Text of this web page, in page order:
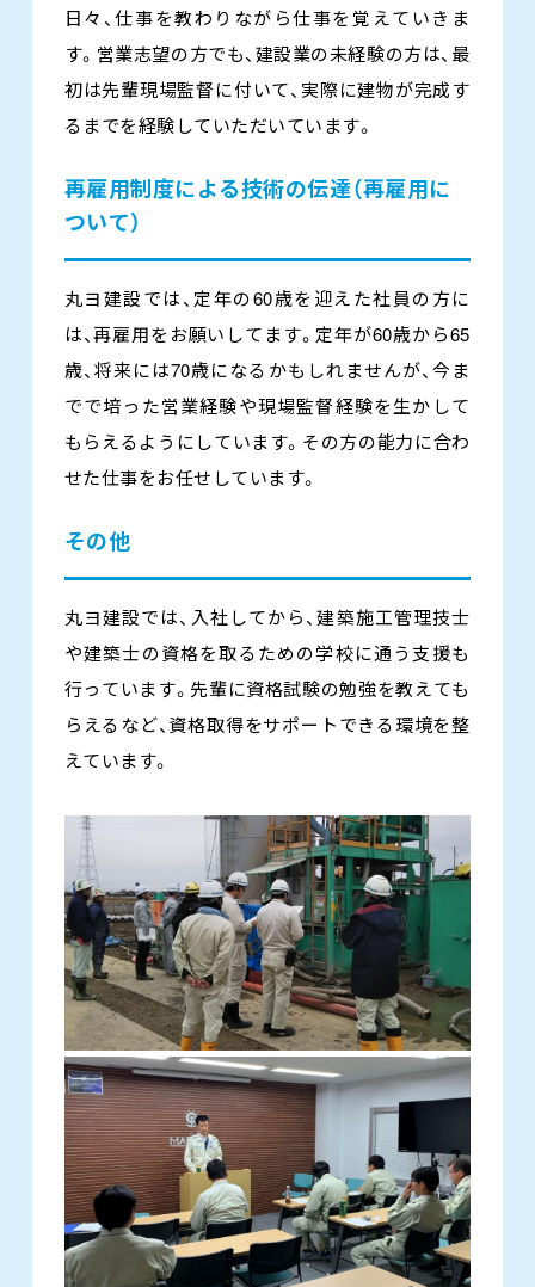
日々、仕事を教わりながら仕事を覚えていきま
す。営業志望の方でも、建設業の未経験の方は、最
初は先輩現場監督に付いて、実際に建物が完成す
るまでを経験していただいています。
再雇用制度による技術の伝達（再雇用に
ついて）
丸ヨ建設では、定年の60歳を迎えた社員の方に
は、再雇用をお願いしてます。定年が60歳から65
歳、将来には70歳になるかもしれませんが、今ま
でで培った営業経験や現場監督経験を生かして
もらえるようにしています。その方の能力に合わ
せた仕事をお任せしています。
その他
丸ヨ建設では、入社してから、建築施工管理技士
や建築士の資格を取るための学校に通う支援も
行っています。先輩に資格試験の勉強を教えても
らえるなど、資格取得をサポートできる環境を整
えています。